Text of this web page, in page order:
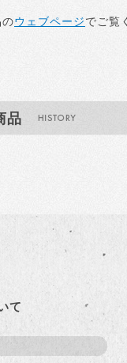
ウェブページでご覧
品
て